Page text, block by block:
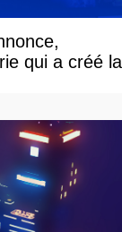
qui a créé la